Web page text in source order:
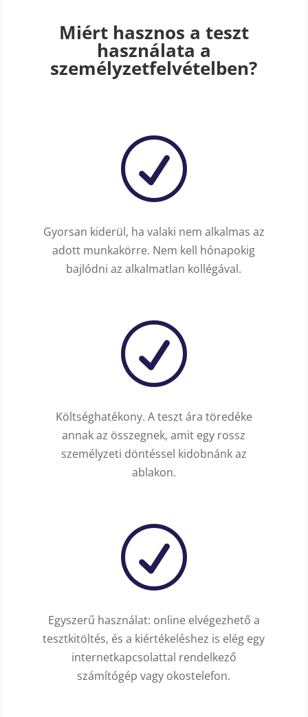
Miért hasznos a teszt
használata a
személyzetfelvételben?
R
Gyorsan kiderül, ha valaki nem alkalmas az
adott munkakörre. Nem kell hónapokig
bajlódni az alkalmatlan kollégával.
R
Költséghatékony. A teszt ára töredéke
annak az összegnek, amit egy rossz
személyzeti döntéssel kidobnánk az
ablakon.
R
Egyszerű használat: online elvégezhető a
tesztkitöltés, és a kiértékeléshez is elég egy
internetkapcsolattal rendelkező
számítógép vagy okostelefon.